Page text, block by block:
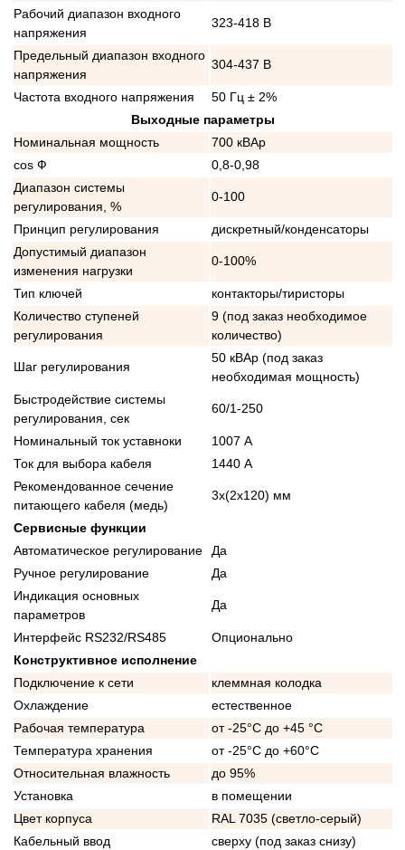
Рабочий диапазон входного
напряжения
323-418 В
Предельный диапазон входного
напряжения
304-437 В
Частота входного напряжения
50 Гц ± 2%
Выходные параметры
Номинальная мощность
700 кВАр
cos Ф
0,8-0,98
Диапазон системы
регулирования, %
0-100
Принцип регулирования
дискретный/конденсаторы
Допустимый диапазон
изменения нагрузки
0-100%
Тип ключей
контакторы/тиристоры
Количество ступеней
регулирования
9 (под заказ необходимое
количество)
Шаг регулирования
50 кВАр (под заказ
необходимая мощность)
Быстродействие системы
регулирования, сек
60/1-250
Номинальный ток уставноки
1007 А
Ток для выбора кабеля
1440 А
Рекомендованное сечение
питающего кабеля (медь)
3x(2x120) мм
Сервисные функции
Автоматическое регулирование
Да
Ручное регулирование
Да
Индикация основных
параметров
Да
Интерфейс RS232/RS485
Опционально
Конструктивное исполнение
Подключение к сети
клеммная колодка
Охлаждение
естественное
Рабочая температура
от -25°C до +45 °C
Температура хранения
от -25°C до +60°C
Относительная влажность
до 95%
Установка
в помещении
Цвет корпуса
RAL 7035 (светло-серый)
Кабельный ввод
сверху (под заказ снизу)